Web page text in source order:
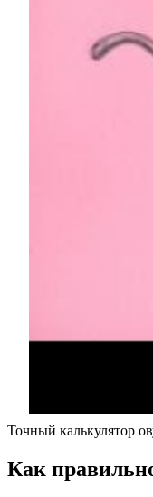
Точный калькулятор
Как